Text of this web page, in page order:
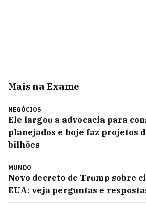
Mais na Exame
NEGÓCIOS
Ele largou a advocacia para
planejados e hoje faz projetos
bilhões
MUNDO
Novo decreto de Trump sobre
EUA: veja perguntas e